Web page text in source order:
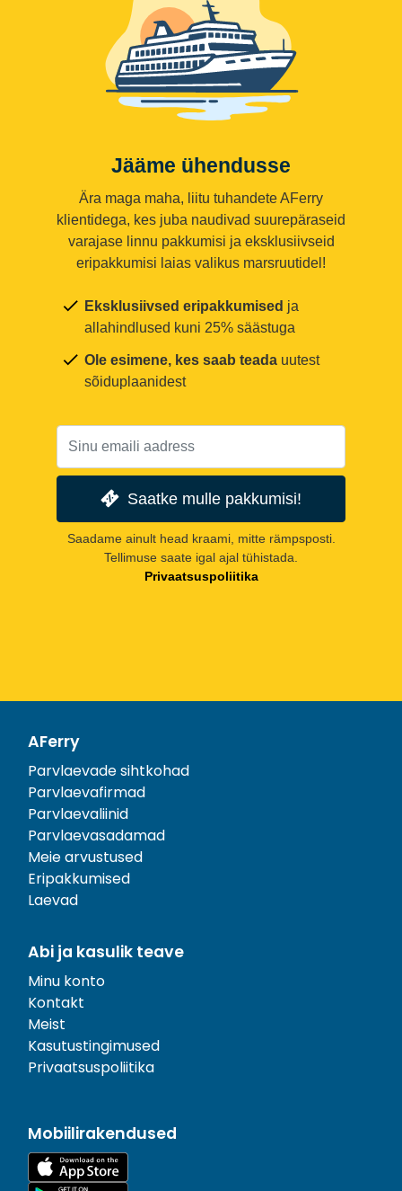
Jääme ühendusse
Ära maga maha, liitu tuhandete AFerry
klientidega, kes juba naudivad suurepäraseid
varajase linnu pakkumisi ja eksklusiivseid
eripakkumisi laias valikus marsruutidel!
Eksklusiivsed eripakkumised ja
allahindlused kuni 25% säästuga
Ole esimene, kes saab teada uutest
sõiduplaanidest
Saatke mulle pakkumisi!
Saadame ainult head kraami, mitte rämpsposti.
Tellimuse saate igal ajal tühistada.
Privaatsuspoliitika
AFerry
Parvlaevade sihtkohad
Parvlaevafirmad
Parvlaevaliinid
Parvlaevasadamad
Meie arvustused
Eripakkumised
Laevad
Abi ja kasulik teave
Minu konto
Kontakt
Meist
Kasutustingimused
Privaatsuspoliitika
Mobiilirakendused